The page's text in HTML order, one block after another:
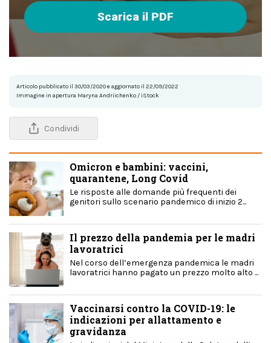
Scarica il PDF
Articolo pubblicato il 30/03/2020 e aggiornato il 22/09/2022
Immagine in apertura Maryna Andriichenko / iStock
Condividi
Omicron e bambini: vaccini,
quarantene, Long Covid
Le risposte alle domande più frequenti dei
genitori sullo scenario pandemico di inizio 2...
Il prezzo della pandemia per le madri
lavoratrici
Nel corso dell’emergenza pandemica le madri
lavoratrici hanno pagato un prezzo molto alto ...
Vaccinarsi contro la COVID-19: le
indicazioni per allattamento e
gravidanza